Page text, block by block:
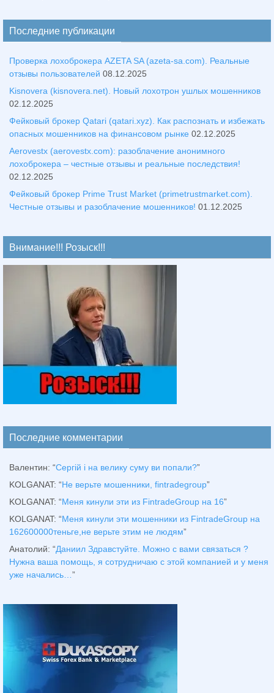
Последние публикации
Проверка лохоброкера AZETA SA (azeta-sa.com). Реальные
отзывы пользователей 08.12.2025
Kisnovera (kisnovera.net). Новый лохотрон ушлых мошенников
02.12.2025
Фейковый брокер Qatari (qatari.xyz). Как распознать и избежать
опасных мошенников на финансовом рынке 02.12.2025
Aerovestx (aerovestx.com): разоблачение анонимного
лохоброкера – честные отзывы и реальные последствия!
02.12.2025
Фейковый брокер Prime Trust Market (primetrustmarket.com).
Честные отзывы и разоблачение мошенников! 01.12.2025
Внимание!!! Розыск!!!
Последние комментарии
Валентин: “Сергій і на велику суму ви попали?”
KOLGANAT: “Не верьте мошенники, fintradegroup”
KOLGANAT: “Меня кинули эти из FintradeGroup на 16”
KOLGANAT: “Меня кинули эти мошенники из FintradeGroup на
162600000теньге,не верьте этим не людям”
Анатолий: “Даниил Здравстуйте. Можно с вами связаться ?
Нужна ваша помощь, я сотрудничаю с этой компанией и у меня
уже начались… ”